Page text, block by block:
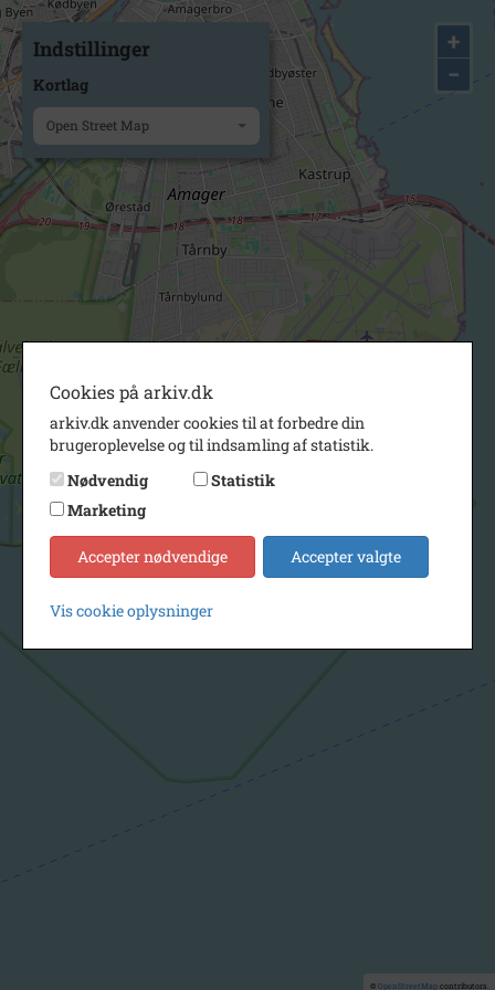
+
−
© OpenStreetMapcontributors.
Indstillinger
Kortlag
Open Street Map
Cookies på arkiv.dk
arkiv.dk anvender cookies til at forbedre din
brugeroplevelse og til indsamling af statistik.
Nødvendig
Statistik
Marketing
Accepter nødvendige Accepter valgte
Vis cookie oplysninger